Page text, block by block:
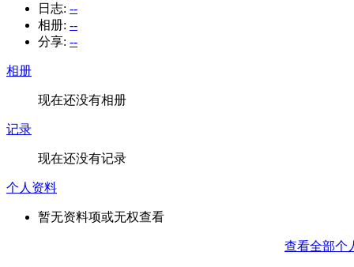
日志: --
相册: --
分享: --
相册
现在还没有相册
记录
现在还没有记录
个人资料
暂无资料项或无权查看
查看全部个